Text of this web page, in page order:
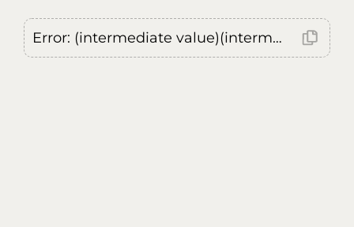
Error: (intermediate value)(intermediate value)(intermediate value).replaceAll is not a function